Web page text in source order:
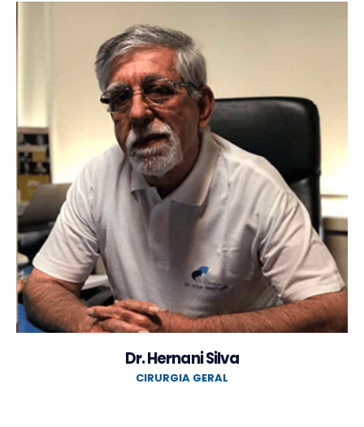
Dr. Hernani Silva
CIRURGIA GERAL